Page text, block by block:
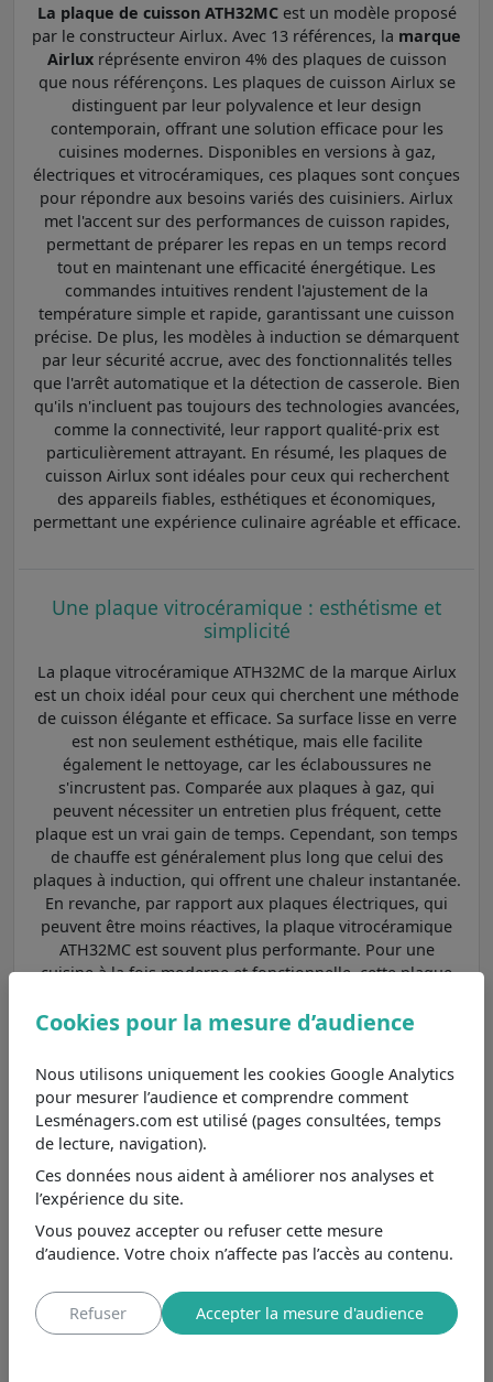
La plaque de cuisson ATH32MCest un modèle proposé
par le constructeur Airlux. Avec 13 références, la marque
Airluxréprésente environ 4% des plaques de cuisson
que nous référençons. Les plaques de cuisson Airlux se
distinguent par leur polyvalence et leur design
contemporain, offrant une solution efficace pour les
cuisines modernes. Disponibles en versions à gaz,
électriques et vitrocéramiques, ces plaques sont conçues
pour répondre aux besoins variés des cuisiniers. Airlux
met l'accent sur des performances de cuisson rapides,
permettant de préparer les repas en un temps record
tout en maintenant une efficacité énergétique. Les
commandes intuitives rendent l'ajustement de la
température simple et rapide, garantissant une cuisson
précise. De plus, les modèles à induction se démarquent
par leur sécurité accrue, avec des fonctionnalités telles
que l'arrêt automatique et la détection de casserole. Bien
qu'ils n'incluent pas toujours des technologies avancées,
comme la connectivité, leur rapport qualité-prix est
particulièrement attrayant. En résumé, les plaques de
cuisson Airlux sont idéales pour ceux qui recherchent
des appareils fiables, esthétiques et économiques,
permettant une expérience culinaire agréable et efficace.
Une plaque vitrocéramique : esthétisme et
simplicité
La plaque vitrocéramique ATH32MC de la marque Airlux
est un choix idéal pour ceux qui cherchent une méthode
de cuisson élégante et efficace. Sa surface lisse en verre
est non seulement esthétique, mais elle facilite
également le nettoyage, car les éclaboussures ne
s'incrustent pas. Comparée aux plaques à gaz, qui
peuvent nécessiter un entretien plus fréquent, cette
plaque est un vrai gain de temps. Cependant, son temps
de chauffe est généralement plus long que celui des
plaques à induction, qui offrent une chaleur instantanée.
En revanche, par rapport aux plaques électriques, qui
peuvent être moins réactives, la plaque vitrocéramique
ATH32MC est souvent plus performante. Pour une
cuisine à la fois moderne et fonctionnelle, cette plaque
plaques de cuisson Airlux vitrocéramiques : :
esthétisme et simplicité
et aux caractéristiques
principales les plus proches, nous pouvons le comparer
au modèleAT32K01
Airlux AT32K01
Moins cher de 50€, possède les
mêmes caractéristiques principales.
7,7
La plaque de cuisson ATH32MC de la marque Airlux est
Cookies pour la mesure d’audience
Nous utilisons uniquement les cookies Google Analytics
pour mesurer l’audience et comprendre comment
Lesménagers.com est utilisé (pages consultées, temps
de lecture, navigation).
Ces données nous aident à améliorer nos analyses et
l’expérience du site.
Vous pouvez accepter ou refuser cette mesure
d’audience. Votre choix n’affecte pas l’accès au contenu.
Refuser Accepter la mesure d'audience